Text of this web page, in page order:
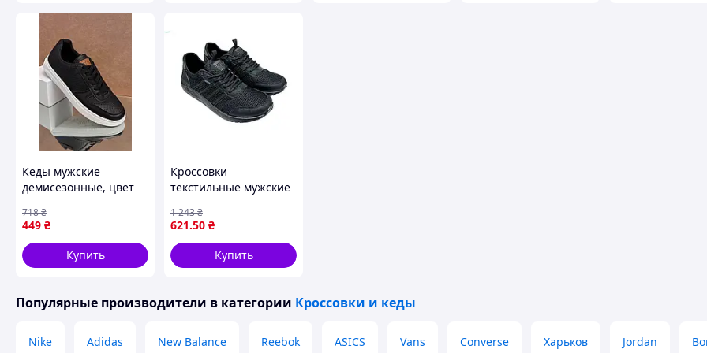
Похожие товары по характеристикам
Кеды мужские
демисезонные, цвет
248RR169
449 ₴
718₴
Купить
Кроссовки
текстильные мужские
черные с шнуровкой и
средней полнотой
621.50 ₴
1 243₴
Купить
Популярные производители в категории Кроссовки и кеды
Nike Adidas New Balance Reebok ASICS Vans Converse Харьков Jordan